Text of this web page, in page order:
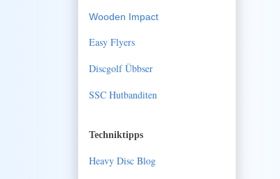
Wooden Impact
Easy Flyers
Discgolf Übbser
SSC Hutbanditen
Techniktipps
Heavy Disc Blog